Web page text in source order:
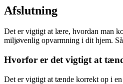
Afslutning
Det er vigtigt at lære, hvordan man
miljøvenlig opvarmning i dit hjem.
Hvorfor er det vigtigt at
Det er vigtigt at tænde korrekt op i